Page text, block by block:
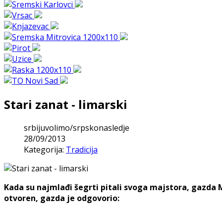
Stari zanat - limarski
srbijuvolimo/srpskonasledje
28/09/2013
Kategorija: Tradicija
Kada su najmlađi šegrti pitali svoga majstora, gazda
otvoren, gazda je odgovorio: